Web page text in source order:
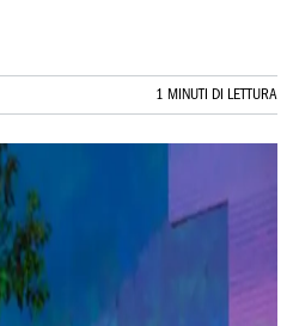
1 MINUTI DI LETTURA